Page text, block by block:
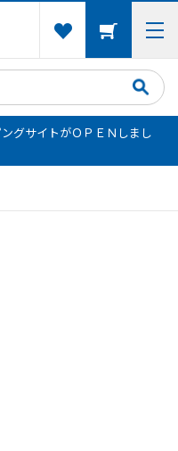
グサイトがＯＰＥＮしまし